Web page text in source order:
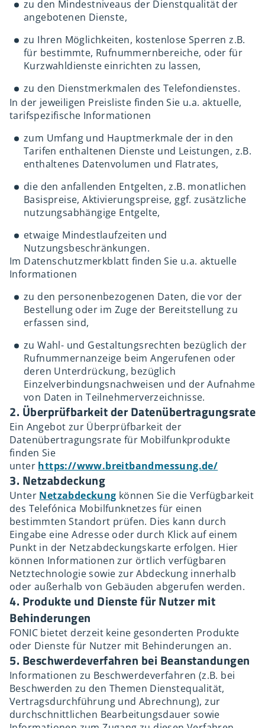
zu den Mindestniveaus der Dienstqualität der
angebotenen Dienste,
zu Ihren Möglichkeiten, kostenlose Sperren z.B.
für bestimmte, Rufnummernbereiche, oder für
Kurzwahldienste einrichten zu lassen,
zu den Dienstmerkmalen des Telefondienstes.
In der jeweiligen Preisliste finden Sie u.a. aktuelle,
tarifspezifische Informationen
zum Umfang und Hauptmerkmale der in den
Tarifen enthaltenen Dienste und Leistungen, z.B.
enthaltenes Datenvolumen und Flatrates,
die den anfallenden Entgelten, z.B. monatlichen
Basispreise, Aktivierungspreise, ggf. zusätzliche
nutzungsabhängige Entgelte,
etwaige Mindestlaufzeiten und
Nutzungsbeschränkungen.
Im Datenschutzmerkblatt finden Sie u.a. aktuelle
Informationen
zu den personenbezogenen Daten, die vor der
Bestellung oder im Zuge der Bereitstellung zu
erfassen sind,
zu Wahl- und Gestaltungsrechten bezüglich der
Rufnummernanzeige beim Angerufenen oder
deren Unterdrückung, bezüglich
Einzelverbindungsnachweisen und der Aufnahme
von Daten in Teilnehmerverzeichnisse.
2. Überprüfbarkeit der Datenübertragungsrate
Ein Angebot zur Überprüfbarkeit der
Datenübertragungsrate für Mobilfunkprodukte
finden Sie
unter https://www.breitbandmessung.de/
3. Netzabdeckung
Unter Netzabdeckung können Sie die Verfügbarkeit
des Telefónica Mobilfunknetzes für einen
bestimmten Standort prüfen. Dies kann durch
Eingabe eine Adresse oder durch Klick auf einem
Punkt in der Netzabdeckungskarte erfolgen. Hier
können Informationen zur örtlich verfügbaren
Netztechnologie sowie zur Abdeckung innerhalb
oder außerhalb von Gebäuden abgerufen werden.
4. Produkte und Dienste für Nutzer mit
Behinderungen
FONIC bietet derzeit keine gesonderten Produkte
oder Dienste für Nutzer mit Behinderungen an.
5. Beschwerdeverfahren bei Beanstandungen
Informationen zu Beschwerdeverfahren (z.B. bei
Beschwerden zu den Themen Dienstequalität,
Vertragsdurchführung und Abrechnung), zur
durchschnittlichen Bearbeitungsdauer sowie